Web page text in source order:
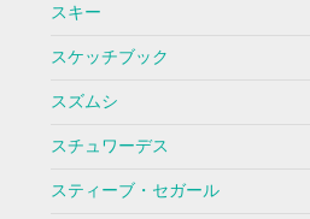
スキー
スケッチブック
スズムシ
スチュワーデス
スティーブ・セガール